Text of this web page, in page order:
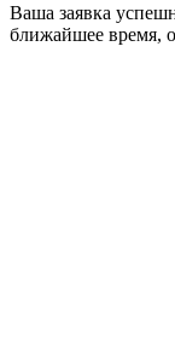
Ваша заявка
ближайшее время,